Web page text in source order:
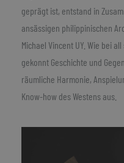
geprägt ist, entstand in
ansässigen philippinischen
Michael Vincent UY. Wie bei
gekonnt Geschichte und
räumliche Harmonie,
Know-how des Westens aus.